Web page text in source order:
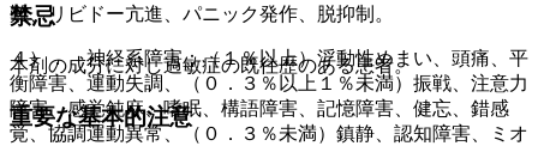
禁忌
本剤の成分に対し過敏症の既往歴のある患者。
重要な基本的注意
難、リビドー亢進、パニック発作、脱抑制。
４）． 神経系障害：（１％以上）浮動性めまい、頭痛、平
衡障害、運動失調、（０．３％以上１％未満）振戦、注意力
障害、感覚鈍麻、嗜眠、構語障害、記憶障害、健忘、錯感
覚、協調運動異常、（０．３％未満）鎮静、認知障害、ミオ